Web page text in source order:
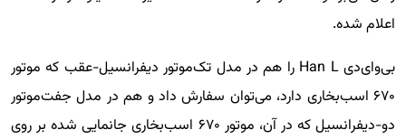
اعلام شده.
بی‌وای‌دی Han L را هم در مدل تک‌موتور دیفرانسیل-عقب که موتور
۶۷۰ اسب‌بخاری دارد، می‌توان سفارش داد و هم در مدل جفت‌موتور
دو-دیفرانسیل که در آن، موتور ۶۷۰ اسب‌بخاری جانمایی شده بر روی